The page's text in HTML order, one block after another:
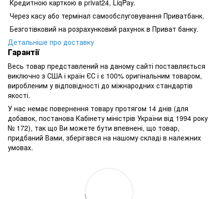
Кредитною карткою в privat24, LiqPay.
Через касу або термінал самообслуговування Приватбанк.
Безготівковий на розрахунковий рахунок в Приват банку.
Детальніше про доставку
Гарантії
Весь товар представлений на даному сайті поставляється
виключно з США і країн ЄС і є 100% оригінальним товаром,
виробленим у відповідності до міжнародних стандартів
якості.
У нас немає повернення товару протягом 14 днів (для
добавок, постанова Кабінету міністрів України від 1994 року
№ 172), так що Ви можете бути впевнені, що товар,
придбаний Вами, зберігався на нашому складі в належних
умовах.